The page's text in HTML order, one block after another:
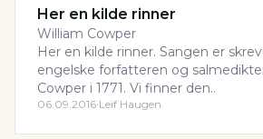
Her en kilde rinner
William Cowper
Her en kilde rinner. Sangen er
engelske forfatteren og
Cowper i 1771. Vi finner den..
06.09.2016·Leif Haugen